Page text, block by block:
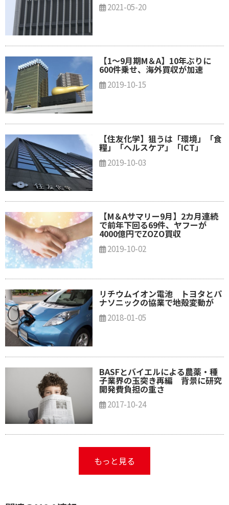
2021-05-20
【1～9月期M＆A】10年ぶりに
600件乗せ、海外買収が加速
2019-10-15
【住友化学】狙うは「環境」「食
糧」「ヘルスケア」「ICT」
2019-10-03
【M＆Aサマリー9月】2カ月連続
で前年下回る69件、ヤフーが
4000億円でZOZO買収
2019-10-02
リチウムイオン電池 トヨタとパ
ナソニックの協業で地殻変動が
2018-01-05
BASFとバイエルによる農薬・種
子業界の玉突き再編 背景に研究
開発費負担の重さ
2017-10-24
もっと見る